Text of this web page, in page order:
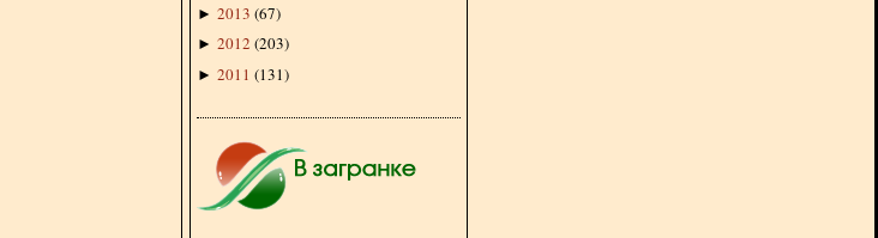
► 2013 (67)
► 2012 (203)
► 2011 (131)